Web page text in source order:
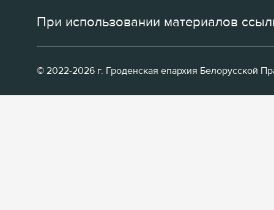
При использовании материалов
© 2022-2026 г. Гроденская епархия Белорусской